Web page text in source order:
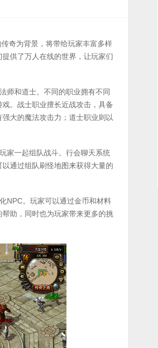
奇为背景，将带给玩家丰富多样
供了万人在线的世界，让玩家们
师和道士。不同的职业拥有不同
。战士职业擅长近战攻击，具备
大的魔法攻击力；道士职业则以
家一起组队战斗。行会聊天系统
通过组队刷怪地图来获得大量的
NPC。玩家可以通过金币和材料
助，同时也为玩家带来更多的挑